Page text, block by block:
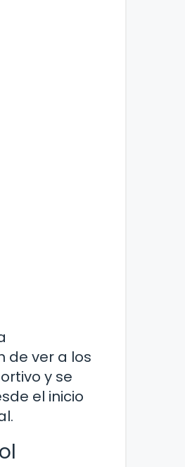
de ver a los
y se
el inicio